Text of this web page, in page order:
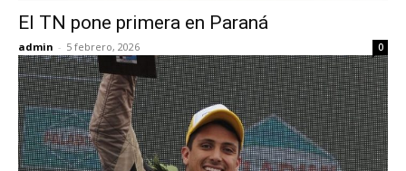
El TN pone primera en Paraná
admin - 5 febrero, 2026 0